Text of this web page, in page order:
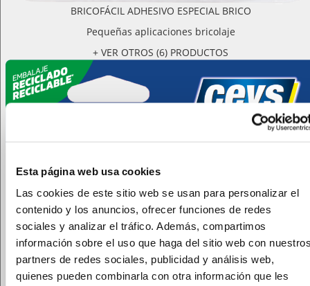
Esta página web usa cookies
Las cookies de este sitio web se usan para personalizar el
contenido y los anuncios, ofrecer funciones de redes
sociales y analizar el tráfico. Además, compartimos
información sobre el uso que haga del sitio web con
partners de redes sociales, publicidad y análisis web,
quienes pueden combinarla con otra información que les
BRICOFÁCIL ADHESIVO ESPECIAL BRICO
Pequeñas aplicaciones bricolaje
+ VER OTROS (6) PRODUCTOS